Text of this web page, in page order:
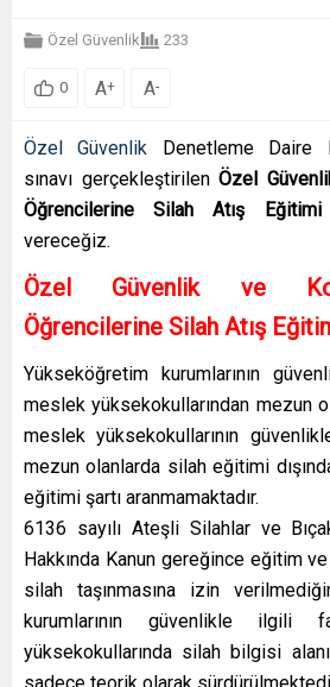
Özel Güvenlik 233
0 A+ A-
Özel Güvenlik Denetleme Daire
sınavı gerçekleştirilen Özel
Öğrencilerine Silah Atış
vereceğiz.
Özel Güvenlik ve
Öğrencilerine Silah Atış
Yükseköğretim kurumlarının
meslek yüksekokullarından mezun
meslek yüksekokullarının
mezun olanlarda silah eğitimi
eğitimi şartı aranmamaktadır.
6136 sayılı Ateşli Silahlar ve
Hakkında Kanun gereğince eğitim
silah taşınmasına izin
kurumlarının güvenlikle ilgili
yüksekokullarında silah bilgisi
sadece teorik olarak